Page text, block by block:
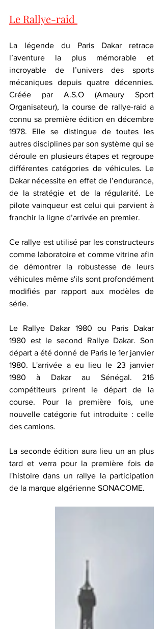
Le Rallye-raid
La légende du Paris Dakar retrace
l’aventure la plus mémorable et
incroyable de l’univers des sports
mécaniques depuis quatre décennies.
Créée par A.S.O (Amaury Sport
Organisateur), la course de rallye-raid a
connu sa première édition en décembre
1978. Elle se distingue de toutes les
autres disciplines par son système qui se
déroule en plusieurs étapes et regroupe
différentes catégories de véhicules. Le
Dakar nécessite en effet de l’endurance,
de la stratégie et de la régularité. Le
pilote vainqueur est celui qui parvient à
franchir la ligne d’arrivée en premier.
Ce rallye est utilisé par les constructeurs
comme laboratoire et comme vitrine afin
de démontrer la robustesse de leurs
véhicules même s'ils sont profondément
modifiés par rapport aux modèles de
série.
Le Rallye Dakar 1980 ou Paris Dakar
1980 est le second Rallye Dakar. Son
départ a été donné de Paris le 1er janvier
1980. L'arrivée a eu lieu le 23 janvier
1980 à Dakar au Sénégal. 216
compétiteurs prirent le départ de la
course. Pour la première fois, une
nouvelle catégorie fut introduite : celle
des camions.
La seconde édition aura lieu un an plus
tard et verra pour la première fois de
l'histoire dans un rallye la participation
de la marque algérienne SONACOME.